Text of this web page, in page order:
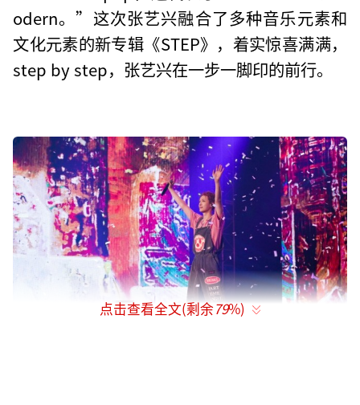
odern。”这次张艺兴融合了多种音乐元素和
文化元素的新专辑《STEP》，着实惊喜满满，
step by step，张艺兴在一步一脚印的前行。
点击查看全文(剩余79%)